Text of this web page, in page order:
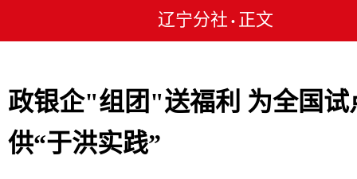
辽宁分社 • 正文
政银企"组团"送福利 为全国试
供“于洪实践”